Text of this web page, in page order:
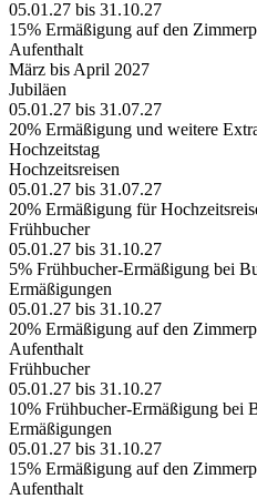
05.01.27 bis 31.10.27
15% Ermäßigung auf den
Aufenthalt
März bis April 2027
Jubiläen
05.01.27 bis 31.07.27
20% Ermäßigung und weitere
Hochzeitstag
Hochzeitsreisen
05.01.27 bis 31.07.27
20% Ermäßigung für
Frühbucher
05.01.27 bis 31.10.27
5% Frühbucher-Ermäßigung bei
Ermäßigungen
05.01.27 bis 31.10.27
20% Ermäßigung auf den
Aufenthalt
Frühbucher
05.01.27 bis 31.10.27
10% Frühbucher-Ermäßigung bei
Ermäßigungen
05.01.27 bis 31.10.27
15% Ermäßigung auf den
Aufenthalt